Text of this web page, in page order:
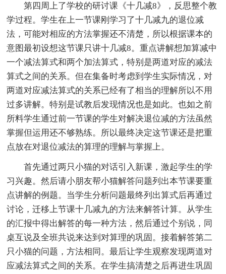
第四周上了学校的研讨课《十几减8》，反思整个教
学过程。学生在上一节课刚学习了十几减九的退位减
法，可能对相应的方法掌握还不清楚，所以根据课本的
意图最初设想这节课只讲十几减8。重点讲解想加算减中
一个减法算式和两个加法算式，特别是两道对应的减法
算式之间的关系。但在集备时考虑到学生实际情况，对
两道对应减法算式的关系已经有了相当的理解所以不用
过多讲解。特别是试教后发现情况也是如此。也如之前
所料学生通过前一节课的学生对解决退位减的方法虽然
掌握但运用还不够熟练。所以最终决定这节课还是把重
点放在对退位减法的算理的理解与掌握上。
首先通过两只小猫的对话引入新课，激起学生的学
习兴趣。然后请小朋友帮小猫解答问题列出本节课要重
点讲解的例题。当学生分析问题最终列出算式后再通过
讨论，迁移上节课十几减九的方法来解答计算。从学生
的汇报中得出解答的每一种方法，然后通过个别说，同
桌互说及全班共说来达到对算理的巩固。接着解答第二
只小猫的问题，方法相同。最后让学生观察发现两道对
应减法算式之间的关系。在学生搞清楚之后再进生巩固